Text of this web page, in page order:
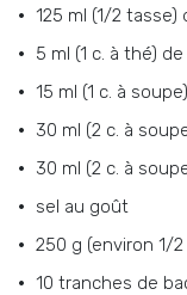
125 ml (1/2 tasse)
5 ml (1 c. à thé) de
15 ml (1 c. à soupe)
30 ml (2 c. à
30 ml (2 c. à
sel au goût
250 g (environ 1/2
10 tranches de